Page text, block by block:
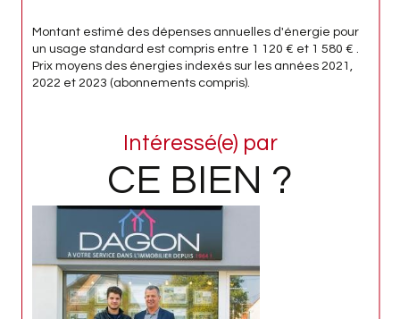
Montant estimé des dépenses annuelles d'énergie pour
un usage standard est compris entre 1 120 € et 1 580 € .
Prix moyens des énergies indexés sur les années 2021,
2022 et 2023 (abonnements compris).
Intéressé(e) par
CE BIEN ?